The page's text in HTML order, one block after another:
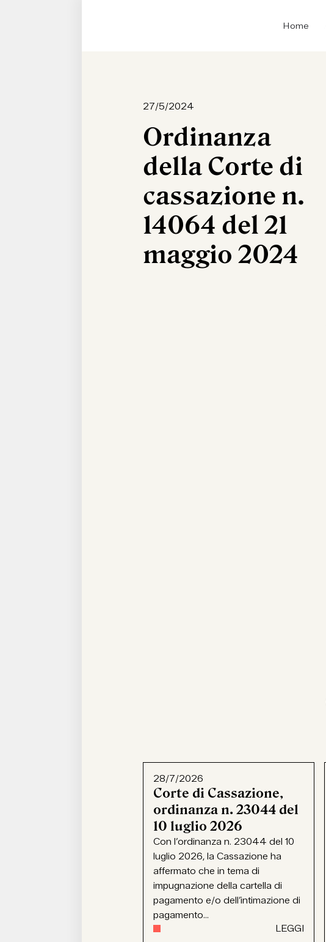
Home
27/5/2024
Ordinanza
della Corte di
cassazione n.
14064 del 21
maggio 2024
28/7/2026
Corte di Cassazione,
ordinanza n. 23044 del
10 luglio 2026
Con l’ordinanza n. 23044 del 10
luglio 2026, la Cassazione ha
affermato che in tema di
impugnazione della cartella di
pagamento e/o dell’intimazione di
pagamento...
LEGGI